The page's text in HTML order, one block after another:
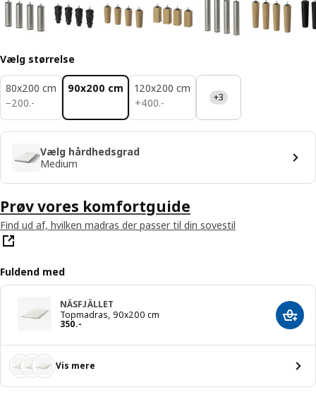
Vælg størrelse
80x200 cm
−200.-
200.-
90x200 cm
120x200 cm
+400.-
400.- +3
Vælg hårdhedsgrad
Medium
Prøv vores komfortguide
Find ud af, hvilken madras der passer til din sovestil
Fuldend med
NÄSFJÄLLET
Topmadras, 90x200 cm
350.-
Pris 350.- Læg i
Vis mere